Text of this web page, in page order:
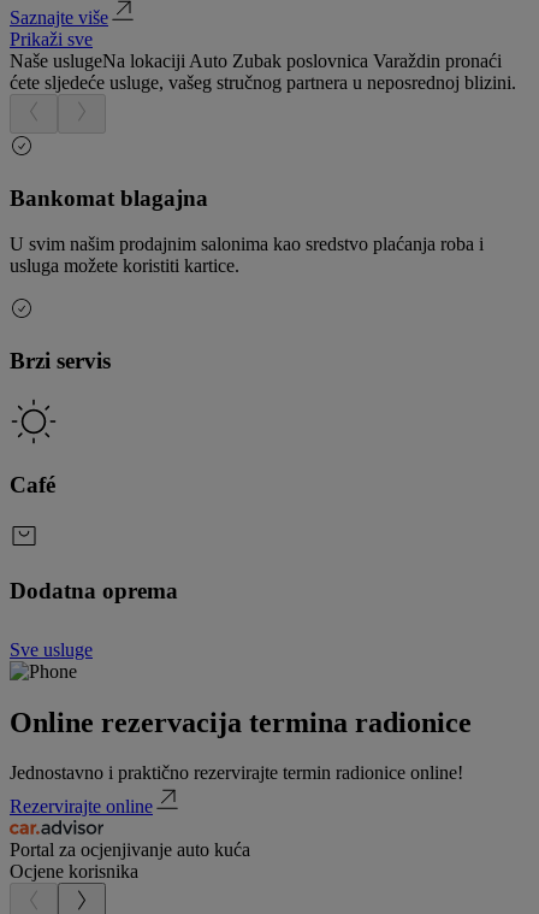
Saznajte više
Prikaži sve
Naše uslugeNa lokaciji Auto Zubak poslovnica Varaždin pronaći
ćete sljedeće usluge, vašeg stručnog partnera u neposrednoj blizini.
Bankomat blagajna
U svim našim prodajnim salonima kao sredstvo plaćanja roba i
usluga možete koristiti kartice.
Brzi servis
Café
Dodatna oprema
Sve usluge
Online rezervacija termina radionice
Jednostavno i praktično rezervirajte termin radionice online!
Rezervirajte online
Portal za ocjenjivanje auto kuća
Ocjene korisnika